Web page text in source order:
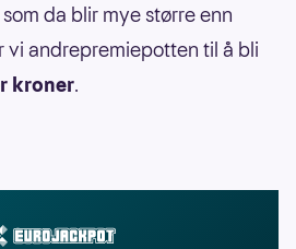
da blir mye større enn
vi andrepremiepotten til å bli
kroner.